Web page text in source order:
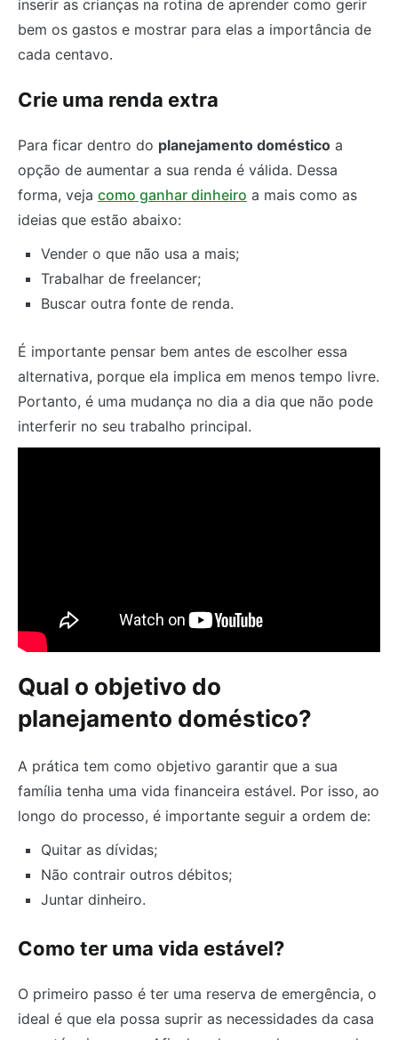
inserir as crianças na rotina de aprender como gerir
bem os gastos e mostrar para elas a importância de
cada centavo.
Crie uma renda extra
Para ficar dentro do planejamento doméstico a
opção de aumentar a sua renda é válida. Dessa
forma, veja como ganhar dinheiro a mais como as
ideias que estão abaixo:
Vender o que não usa a mais;
Trabalhar de freelancer;
Buscar outra fonte de renda.
É importante pensar bem antes de escolher essa
alternativa, porque ela implica em menos tempo livre.
Portanto, é uma mudança no dia a dia que não pode
interferir no seu trabalho principal.
Qual o objetivo do
planejamento doméstico?
A prática tem como objetivo garantir que a sua
família tenha uma vida financeira estável. Por isso, ao
longo do processo, é importante seguir a ordem de:
Quitar as dívidas;
Não contrair outros débitos;
Juntar dinheiro.
Como ter uma vida estável?
O primeiro passo é ter uma reserva de emergência, o
ideal é que ela possa suprir as necessidades da casa